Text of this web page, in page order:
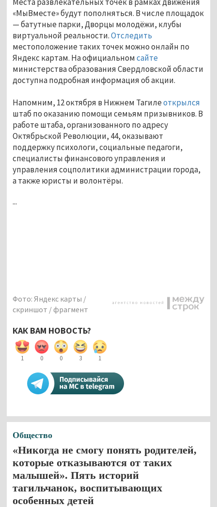
«МыВместе» будут пополняться. В числе площадок
— батутные парки, Дворцы молодёжи, клубы
виртуальной реальности.Отследить
местоположение таких точек можно онлайн по
Яндекс картам. На официальномсайте
министерства образования Свердловской области
доступна подробная информация об акции.
Напомним, 12 октября в Нижнем Тагилеоткрылся
штаб по оказанию помощи семьям призывников. В
работе штаба, организованного по адресу
Октябрьской Революции, 44, оказывают
поддержку психологи, социальные педагоги,
специалисты финансового управления и
управления соцполитики администрации города,
а также юристы и волонтёры.
...
Фото: Яндекс карты /
скриншот / фрагмент
КАК ВАМ НОВОСТЬ?
1 0 0 3 1
Общество
«Никогда не смогу понять родителей,
которые отказываются от таких
малышей». Пять историй
тагильчанок, воспитывающих
особенных детей